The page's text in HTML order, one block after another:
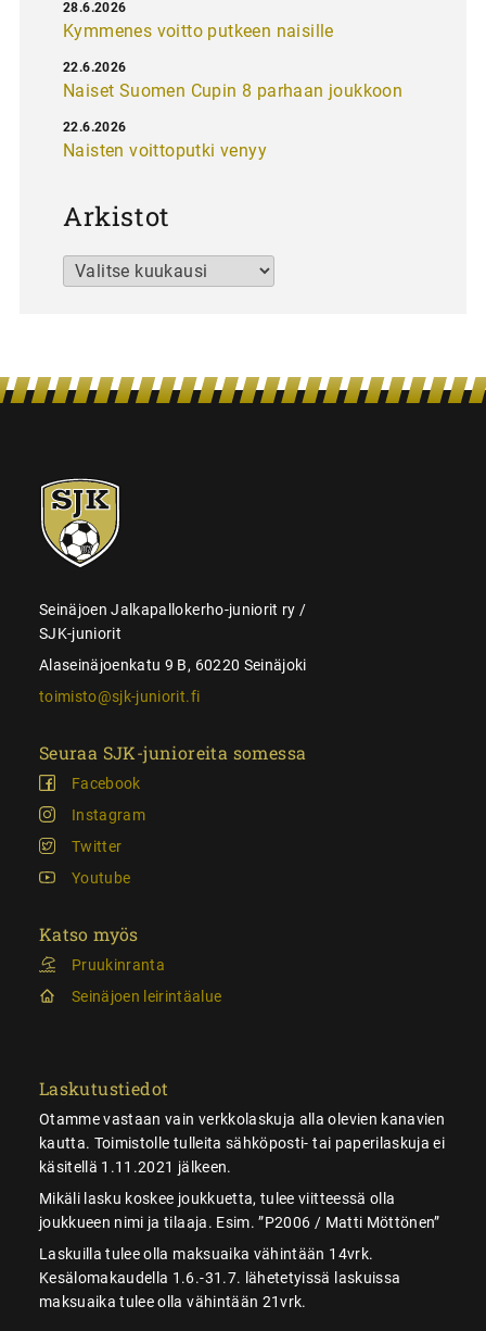
Kymmenes voitto putkeen naisille
28.6.2026
Naiset Suomen Cupin 8 parhaan joukkoon
22.6.2026
Naisten voittoputki venyy
22.6.2026
Arkistot
Arkistot
SJK-
juniorit
Seinäjoen Jalkapallokerho-juniorit ry /
SJK-juniorit
Alaseinäjoenkatu 9 B, 60220 Seinäjoki
toimisto@sjk-juniorit.fi
Seuraa SJK-junioreita somessa
Facebook
Instagram
Twitter
Youtube
Katso myös
Pruukinranta
Seinäjoen leirintäalue
Laskutustiedot
Otamme vastaan vain verkkolaskuja alla olevien kanavien
kautta. Toimistolle tulleita sähköposti- tai paperilaskuja ei
käsitellä 1.11.2021 jälkeen.
Mikäli lasku koskee joukkuetta, tulee viitteessä olla
joukkueen nimi ja tilaaja. Esim. ”P2006 / Matti Möttönen”
Laskuilla tulee olla maksuaika vähintään 14vrk.
Kesälomakaudella 1.6.-31.7. lähetetyissä laskuissa
maksuaika tulee olla vähintään 21vrk.